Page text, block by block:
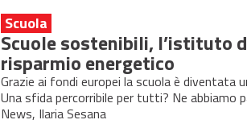
Scuola
Scuole sostenibili, l’istituto
risparmio energetico
Grazie ai fondi europei la scuola è diventata
Una sfida percorribile per tutti? Ne abbiamo
News, Ilaria Sesana